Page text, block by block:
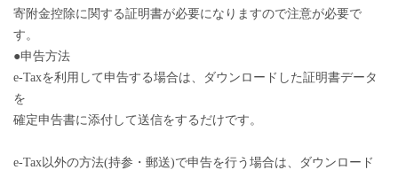
寄附金控除に関する証明書が必要になりますので注意が必要で
す。
●申告方法
e-Taxを利用して申告する場合は、ダウンロードした証明書データ
を
確定申告書に添付して送信をするだけです。
e-Tax以外の方法(持参・郵送)で申告を行う場合は、ダウンロード